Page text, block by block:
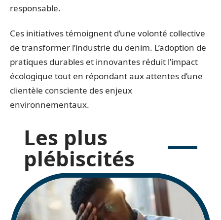
responsable.
Ces initiatives témoignent d’une volonté collective
de transformer l’industrie du denim. L’adoption de
pratiques durables et innovantes réduit l’impact
écologique tout en répondant aux attentes d’une
clientèle consciente des enjeux
environnementaux.
Les plus
plébiscités